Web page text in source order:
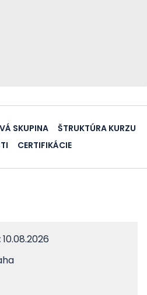
SKUPINA
ŠTRUKTÚRA KURZU
CERTIFIKÁCIE
10.08.2026